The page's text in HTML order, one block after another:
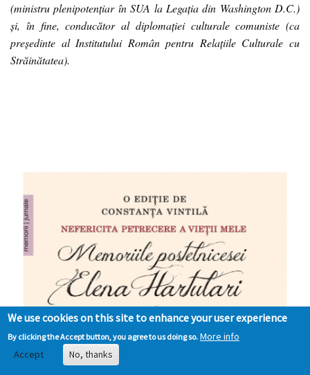
(ministru plenipotențiar în SUA la Legația din Washington D.C.)
și, în fine, conducător al diplomației culturale comuniste (ca
președinte al Institutului Român pentru Relațiile Culturale cu
Străinătatea).
We use cookies on this site to enhance your user experience
By clicking the Accept button, you agree to us doing so. More info
Accept
No, thanks